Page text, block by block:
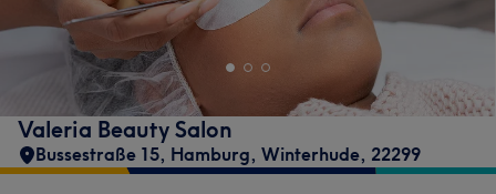
Valeria Beauty Salon
Bussestraße 15, Hamburg, Winterhude, 22299